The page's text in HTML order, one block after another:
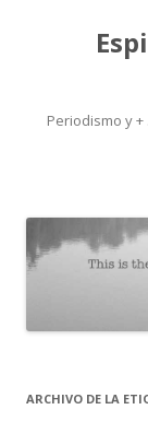
Periodismo y
ARCHIVO DE LA